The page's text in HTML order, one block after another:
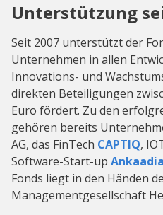
Unterstützung
Seit 2007 unterstützt der
Unternehmen in allen
Innovations- und
direkten Beteiligungen
Euro fördert. Zu den
gehören bereits
AG, das FinTech CAPTIQ,
Software-Start-up Ankaadia
Fonds liegt in den Händen
Managementgesellschaft